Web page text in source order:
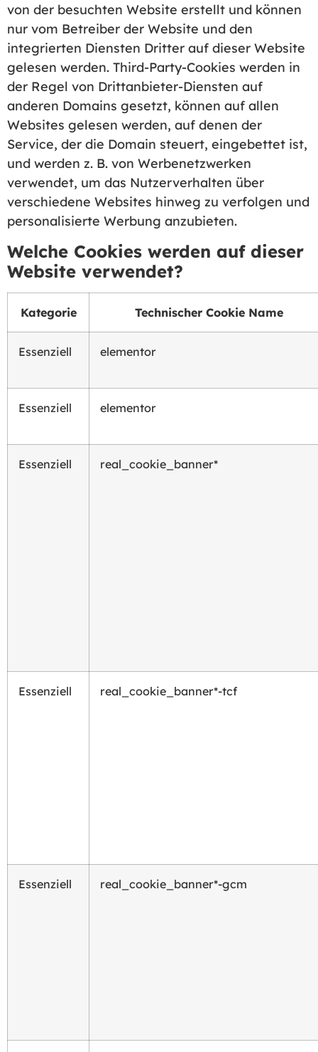
von der besuchten Website erstellt und können
nur vom Betreiber der Website und den
integrierten Diensten Dritter auf dieser Website
gelesen werden. Third-Party-Cookies werden in
der Regel von Drittanbieter-Diensten auf
anderen Domains gesetzt, können auf allen
Websites gelesen werden, auf denen der
Service, der die Domain steuert, eingebettet ist,
und werden z. B. von Werbenetzwerken
verwendet, um das Nutzerverhalten über
verschiedene Websites hinweg zu verfolgen und
personalisierte Werbung anzubieten.
Welche Cookies werden auf dieser
Website verwendet?
Kategorie Technischer Cookie Name
Essenziell elementor
Essenziell elementor
Essenziell real_cookie_banner*
Essenziell real_cookie_banner*-tcf
Essenziell real_cookie_banner*-gcm